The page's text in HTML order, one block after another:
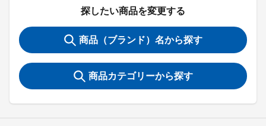
探したい商品を変更する
商品（ブランド）名から探す
商品カテゴリーから探す